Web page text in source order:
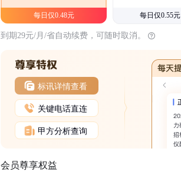
每日仅0.48元 每日仅0.55元
到期29元/月/省自动续费，可随时取消。
标讯详情查看
关键电话直连
甲方分析查询
会员尊享权益